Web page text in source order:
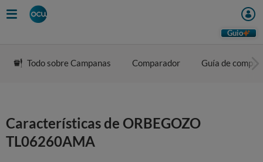
Guio
Todo sobre Campanas Comparador Guía de compra
Características de ORBEGOZO
TL06260AMA